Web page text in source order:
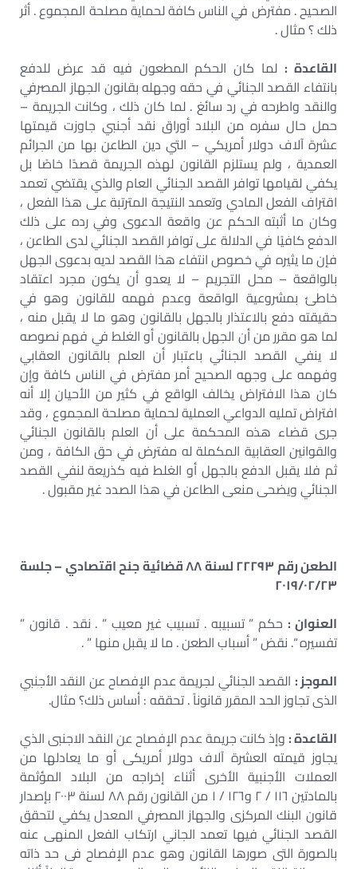
الصحيح . مفترض في الناس كافة لحماية مصلحة المجموع . أثر
ذلك ؟ مثال .
القاعدة :لما كان الحكم المطعون فيه قد عرض للدفع
بانتفاء القصد الجنائي في حقه وجهله بقانون الجهاز المصرفي
والنقد واطرحه في رد سائغ . لما كان ذلك ، وكانت الجريمة –
حمل حال سفره من البلاد أوراق نقد أجنبي جاوزت قيمتها
عشرة آلاف دولار أمريكي – التي دين الطاعن بها من الجرائم
العمدية ، ولم يستلزم القانون لهذه الجريمة قصدًا خاصًا بل
يكفي لقيامها توافر القصد الجنائي العام والذي يقتضي تعمد
اقتراف الفعل المادي وتعمد النتيجة المترتبة على هذا الفعل ،
وكان ما أثبته الحكم عن واقعة الدعوى وفي رده على ذلك
الدفع كافيًا في الدلالة على توافر القصد الجنائي لدى الطاعن ،
فإن ما يثيره في خصوص انتفاء هذا القصد لديه بدعوى الجهل
بالواقعة – محل التجريم – لا يعدو أن يكون مجرد اعتقاد
خاطئ بمشروعية الواقعة وعدم فهمه للقانون وهو في
حقيقته دفع بالاعتذار بالجهل بالقانون وهو ما لا يقبل منه ،
لما هو مقرر من أن الجهل بالقانون أو الغلط في فهم نصوصه
لا ينفي القصد الجنائي باعتبار أن العلم بالقانون العقابي
وفهمه على وجهه الصحيح أمر مفترض في الناس كافة وإن
كان هذا الافتراض يخالف الواقع في كثير من الأحيان إلا أنه
افتراض تمليه الدواعي العملية لحماية مصلحة المجموع ، وقد
جرى قضاء هذه المحكمة على أن العلم بالقانون الجنائي
والقوانين العقابية المكملة له مفترض في حق الكافة ، ومن
ثم فلا يقبل الدفع بالجهل أو الغلط فيه كذريعة لنفي القصد
الجنائي ويضحى منعى الطاعن في هذا الصدد غير مقبول .
الطعن رقم ٢٢٢٩٣ لسنة ٨٨ قضائية جنح اقتصادي – جلسة
٢٠١٩/٠٢/٢٣
العنوان :حكم ” تسبيبه . تسبيب غير معيب ” . نقد . قانون ”
تفسيره “. نقض ” أسباب الطعن . ما لا يقبل منها ” .
الموجز : القصد الجنائي لجريمة عدم الإفصاح عن النقد الأجنبي
الذى تجاوز الحد المقرر قانوناً . تحققه : أساس ذلك؟ مثال.
القاعدة :وإذ كانت جريمة عدم الإفصاح عن النقد الاجنبى الذي
يجاوز قيمته العشرة آلاف دولار أمريكى أو ما يعادلها من
العملات الأجنبية الأخرى أثناء إخراجه من البلاد المؤثمة
بالمادتين ١١٦ / ٢ و١٢٦ / ١ من القانون رقم ٨٨ لسنة ٢٠٠٣ بإصدار
قانون البنك المركزى والجهاز المصرفي المعدل يكفي لتحقق
القصد الجنائي فيها تعمد الجاني ارتكاب الفعل المنهى عنه
بالصورة التى صورها القانون وهو عدم الإفصاح فى حد ذاته